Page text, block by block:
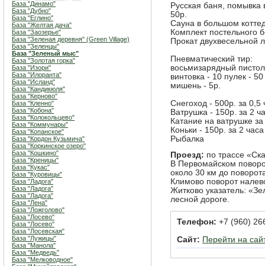
База "Динамо"
База "Дубно"
База "Еглино"
База "Желтая дача"
База "Заозерье"
База "Зеленая деревня" (Green Village)
База "Зеленцы"
База "Зеленый мыс"
База "Золотая горка"
База "Изори"
База "Илоранта"
База "Исланд"
База "Кандикюля"
База "Керново"
База "Кленно"
База "Кобона"
База "Колокольцево"
База "Коммунары"
База "Копанское"
База "Кордон Кузьмича"
База "Коркинское озеро"
База "Кошкино"
База "Креницы"
База "Кукас"
База "Куровицы"
База "Ладога"
База "Ладога"
База "Ладога"
База "Лена"
База "Ложголово"
База "Лосево"
База "Лосево"
База "Лосевская"
База "Лужицы"
База "Манола"
База "Медведь"
База "Мелководное"
Русская баня,
50р.
Сауна в большом
Комплект постельного
Прокат двухвесельной
Пневматический тир:
восьмизарядный
винтовка - 10 пулек -
мишень - 5р.
Снегоход - 500р. за 0,5
Ватрушка - 150р. за 2
Катание на ватрушке
Коньки - 150р. за 2 часа
Рыбалка
Проезд: по трассе
В Первомайском
около 30 км до
Климово поворот
Житково указатель:
лесной дороге.
Телефон: +7 (960)
Сайт: Перейти на